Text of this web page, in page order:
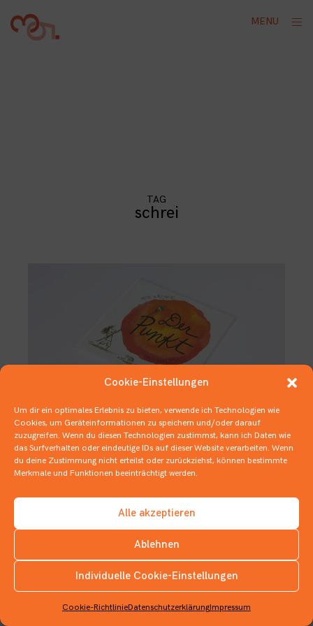
Cookie-Einstellungen
Um dir ein optimales Erlebnis zu bieten, verwende ich Technologien wie
Cookies, um Geräteinformationen zu speichern und/oder darauf
zuzugreifen. Wenn du diesen Technologien zustimmst, kann ich Daten wie
das Surfverhalten oder eindeutige IDs auf dieser Website verarbeiten. Wenn
du deine Zustimmung nicht erteilst oder zurückziehst, können bestimmte
Merkmale und Funktionen beeinträchtigt werden.
Alle akzeptieren
Ablehnen
Individuelle Cookie-Einstellungen
Cookie-RichtlinieDatenschutzerklärungImpressum
content
MENU
INSTAGRAM
TAG
schrei
Zum Schreien schön. Punkt.
22. AUGUST 2019 BILDERBÜCHER